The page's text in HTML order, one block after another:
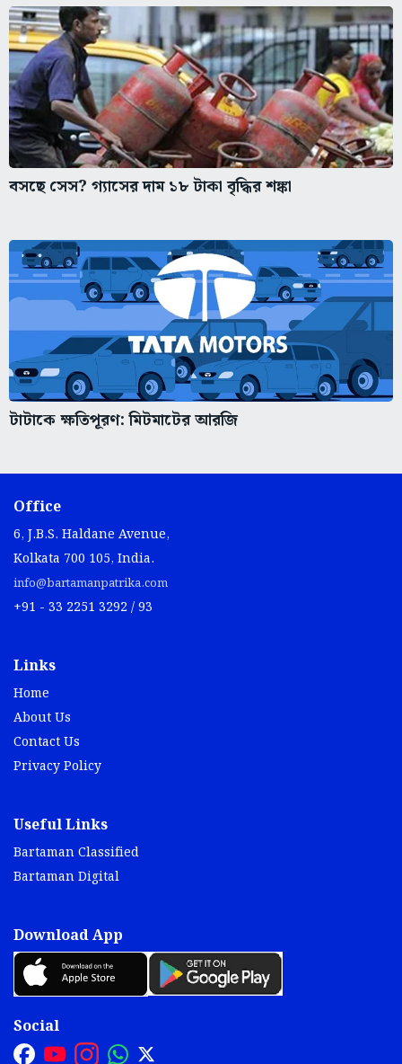
বসছে সেস? গ্যাসের দাম ১৮ টাকা বৃদ্ধির শঙ্কা
টাটাকে ক্ষতিপূরণ: মিটমাটের আরজি
Office
6, J.B.S. Haldane Avenue,
Kolkata 700 105, India.
info@bartamanpatrika.com
+91 - 33 2251 3292 / 93
Links
Home
About Us
Contact Us
Privacy Policy
Useful Links
Bartaman Classified
Bartaman Digital
Download App
Social